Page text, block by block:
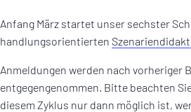
Anfang März startet unser sechster
handlungsorientierten
Anmeldungen werden nach vorheriger
entgegengenommen. Bitte beachten
diesem Zyklus nur dann möglich ist,